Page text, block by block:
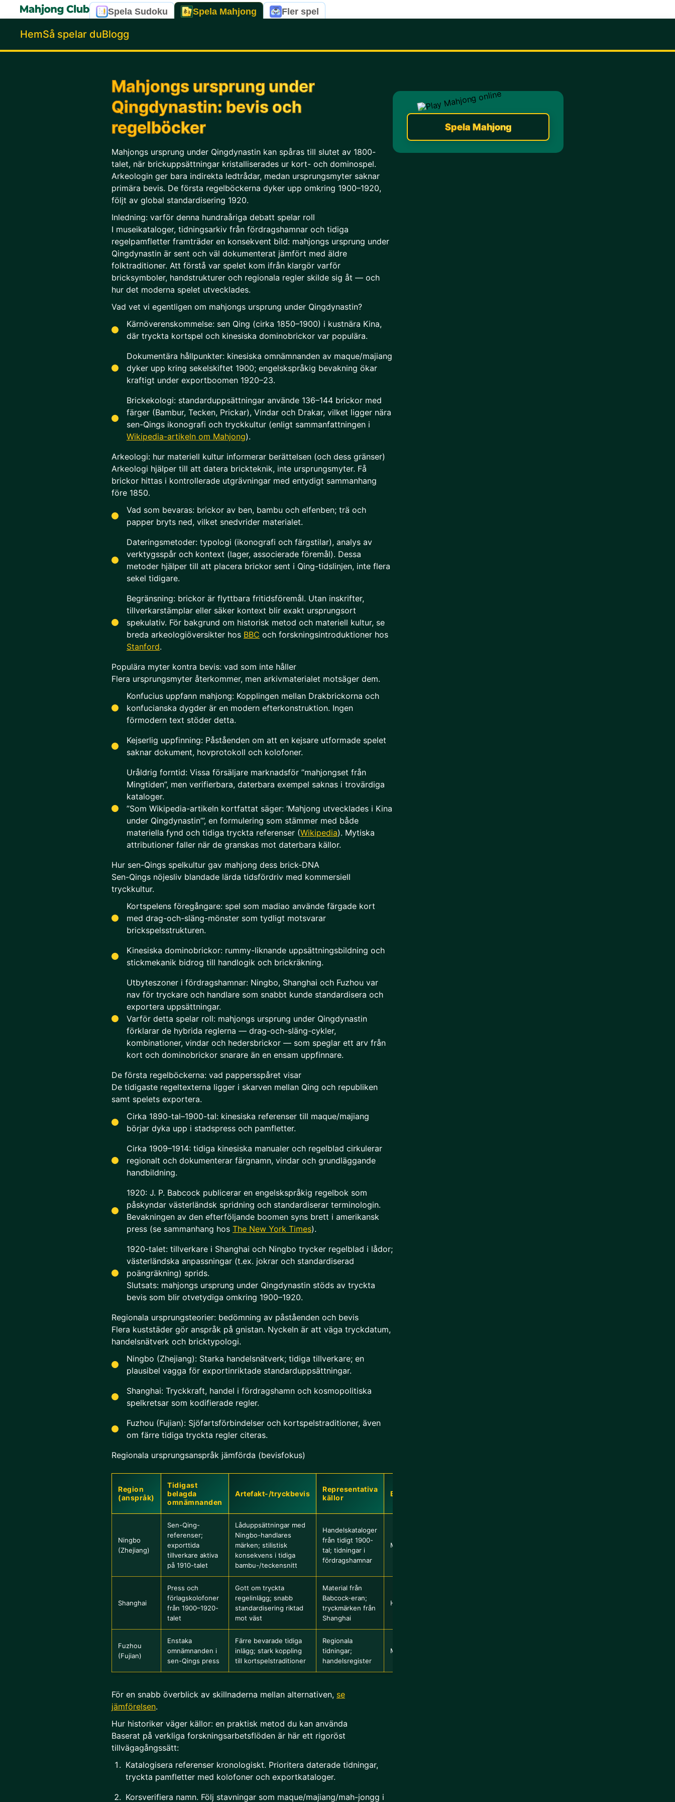
Spela Sudoku Spela Mahjong Fler spel
HemSå spelar duBlogg
Mahjongs ursprung under
Qingdynastin: bevis och
regelböcker
Mahjongs ursprung under Qingdynastin kan spåras till slutet av 1800-
talet, när brickuppsättningar kristalliserades ur kort- och dominospel.
Arkeologin ger bara indirekta ledtrådar, medan ursprungsmyter saknar
primära bevis. De första regelböckerna dyker upp omkring 1900–1920,
följt av global standardisering 1920.
Inledning: varför denna hundraåriga debatt spelar roll
I museikataloger, tidningsarkiv från fördragshamnar och tidiga
regelpamfletter framträder en konsekvent bild: mahjongs ursprung under
Qingdynastin är sent och väl dokumenterat jämfört med äldre
folktraditioner. Att förstå var spelet kom ifrån klargör varför
bricksymboler, handstrukturer och regionala regler skilde sig åt — och
hur det moderna spelet utvecklades.
Vad vet vi egentligen om mahjongs ursprung under Qingdynastin?
Kärnöverenskommelse: sen Qing (cirka 1850–1900) i kustnära Kina,
där tryckta kortspel och kinesiska dominobrickor var populära.
Dokumentära hållpunkter: kinesiska omnämnanden av maque/majiang
dyker upp kring sekelskiftet 1900; engelskspråkig bevakning ökar
kraftigt under exportboomen 1920–23.
Brickekologi: standarduppsättningar använde 136–144 brickor med
färger (Bambur, Tecken, Prickar), Vindar och Drakar, vilket ligger nära
sen-Qings ikonografi och tryckkultur (enligt sammanfattningen i
Wikipedia-artikeln om Mahjong).
Arkeologi: hur materiell kultur informerar berättelsen (och dess gränser)
Arkeologi hjälper till att datera brickteknik, inte ursprungsmyter. Få
brickor hittas i kontrollerade utgrävningar med entydigt sammanhang
före 1850.
Vad som bevaras: brickor av ben, bambu och elfenben; trä och
papper bryts ned, vilket snedvrider materialet.
Dateringsmetoder: typologi (ikonografi och färgstilar), analys av
verktygsspår och kontext (lager, associerade föremål). Dessa
metoder hjälper till att placera brickor sent i Qing-tidslinjen, inte flera
sekel tidigare.
Begränsning: brickor är flyttbara fritidsföremål. Utan inskrifter,
tillverkarstämplar eller säker kontext blir exakt ursprungsort
spekulativ. För bakgrund om historisk metod och materiell kultur, se
breda arkeologiöversikter hos BBC och forskningsintroduktioner hos
Stanford.
Populära myter kontra bevis: vad som inte håller
Flera ursprungsmyter återkommer, men arkivmaterialet motsäger dem.
Konfucius uppfann mahjong: Kopplingen mellan Drakbrickorna och
konfucianska dygder är en modern efterkonstruktion. Ingen
förmodern text stöder detta.
Kejserlig uppfinning: Påståenden om att en kejsare utformade spelet
saknar dokument, hovprotokoll och kolofoner.
Uråldrig forntid: Vissa försäljare marknadsför ”mahjongset från
Mingtiden”, men verifierbara, daterbara exempel saknas i trovärdiga
kataloger.
”Som Wikipedia-artikeln kortfattat säger: ’Mahjong utvecklades i Kina
under Qingdynastin’”, en formulering som stämmer med både
materiella fynd och tidiga tryckta referenser (Wikipedia). Mytiska
attributioner faller när de granskas mot daterbara källor.
Hur sen-Qings spelkultur gav mahjong dess brick-DNA
Sen-Qings nöjesliv blandade lärda tidsfördriv med kommersiell
tryckkultur.
Kortspelens föregångare: spel som madiao använde färgade kort
med drag-och-släng-mönster som tydligt motsvarar
brickspelsstrukturen.
Kinesiska dominobrickor: rummy-liknande uppsättningsbildning och
stickmekanik bidrog till handlogik och brickräkning.
Utbyteszoner i fördragshamnar: Ningbo, Shanghai och Fuzhou var
nav för tryckare och handlare som snabbt kunde standardisera och
exportera uppsättningar.
Varför detta spelar roll: mahjongs ursprung under Qingdynastin
förklarar de hybrida reglerna — drag-och-släng-cykler,
kombinationer, vindar och hedersbrickor — som speglar ett arv från
kort och dominobrickor snarare än en ensam uppfinnare.
De första regelböckerna: vad pappersspåret visar
De tidigaste regeltexterna ligger i skarven mellan Qing och republiken
samt spelets exportera.
Cirka 1890-tal–1900-tal: kinesiska referenser till maque/majiang
börjar dyka upp i stadspress och pamfletter.
Cirka 1909–1914: tidiga kinesiska manualer och regelblad cirkulerar
regionalt och dokumenterar färgnamn, vindar och grundläggande
handbildning.
1920: J. P. Babcock publicerar en engelskspråkig regelbok som
påskyndar västerländsk spridning och standardiserar terminologin.
Bevakningen av den efterföljande boomen syns brett i amerikansk
press (se sammanhang hos The New York Times).
1920-talet: tillverkare i Shanghai och Ningbo trycker regelblad i lådor;
västerländska anpassningar (t.ex. jokrar och standardiserad
poängräkning) sprids.
Slutsats: mahjongs ursprung under Qingdynastin stöds av tryckta
bevis som blir otvetydiga omkring 1900–1920.
Regionala ursprungsteorier: bedömning av påståenden och bevis
Flera kuststäder gör anspråk på gnistan. Nyckeln är att väga tryckdatum,
handelsnätverk och bricktypologi.
Ningbo (Zhejiang): Starka handelsnätverk; tidiga tillverkare; en
plausibel vagga för exportinriktade standarduppsättningar.
Shanghai: Tryckkraft, handel i fördragshamn och kosmopolitiska
spelkretsar som kodifierade regler.
Fuzhou (Fujian): Sjöfartsförbindelser och kortspelstraditioner, även
om färre tidiga tryckta regler citeras.
Regionala ursprungsanspråk jämförda (bevisfokus)
Region
(anspråk)
Tidigast
belagda
omnämnanden
Artefakt-/tryckbevis
Representativa
källor
Bevisstyrka
Ningbo
(Zhejiang)
Sen-Qing-
referenser;
exporttida
tillverkare aktiva
på 1910-talet
Låduppsättningar med
Ningbo-handlares
märken; stilistisk
konsekvens i tidiga
bambu-/teckensnitt
Handelskataloger
från tidigt 1900-
tal; tidningar i
fördragshamnar
Medel–hög
Shanghai
Press och
förlagskolofoner
från 1900–1920-
talet
Gott om tryckta
regelinlägg; snabb
standardisering riktad
mot väst
Material från
Babcock-eran;
tryckmärken från
Shanghai
Hög
Fuzhou
(Fujian)
Enstaka
omnämnanden i
sen-Qings press
Färre bevarade tidiga
inlägg; stark koppling
till kortspelstraditioner
Regionala
tidningar;
handelsregister
Medel
För en snabb överblick av skillnaderna mellan alternativen, se
jämförelsen.
Hur historiker väger källor: en praktisk metod du kan använda
Baserat på verkliga forskningsarbetsflöden är här ett rigoröst
tillvägagångssätt:
Katalogisera referenser kronologiskt. Prioritera daterade tidningar,
tryckta pamfletter med kolofoner och exportkataloger.
Korsverifiera namn. Följ stavningar som maque/majiang/mah-jongg i
Spela Mahjong